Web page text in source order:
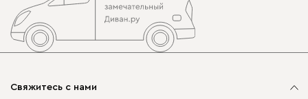
Свяжитесь с нами